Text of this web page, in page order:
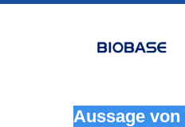
Aussage von